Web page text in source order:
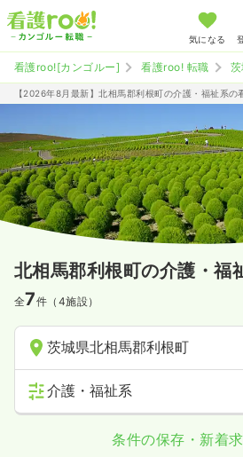
気になる
看護roo![カンゴルー] 看護roo! 転職
【2026年8月最新】北相馬郡利根町の介護・福祉系
北相馬郡利根町の介護・福
全7件（4施設）
茨城県北相馬郡利根町
介護・福祉系
条件の保存・新着